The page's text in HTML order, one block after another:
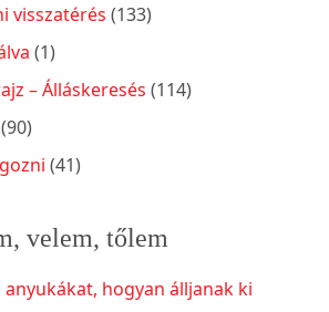
visszatérés (133)
(1)
– Álláskeresés (114)
(90)
(41)
velem, tőlem
hogyan álljanak ki